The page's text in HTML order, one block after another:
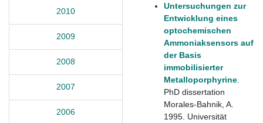
2010
2009
2008
2007
2006
Untersuchungen zur
Entwicklung eines
optochemischen
Ammoniaksensors auf
der Basis
immobilisierter
Metalloporphyrine
PhD dissertation
Morales-Bahnik, A.
1995. Universität